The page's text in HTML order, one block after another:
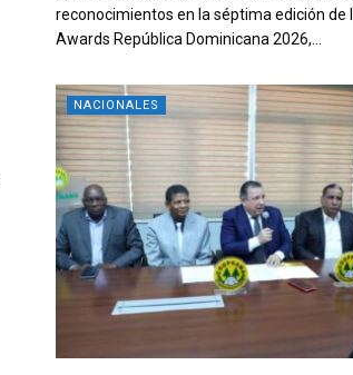
reconocimientos en la séptima edición de
Awards República Dominicana 2026,...
NACIONALES